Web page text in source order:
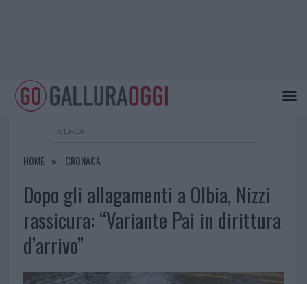
HOME CRONACA
Dopo gli allagamenti a Olbia, Nizzi
rassicura: “Variante Pai in dirittura
d’arrivo”